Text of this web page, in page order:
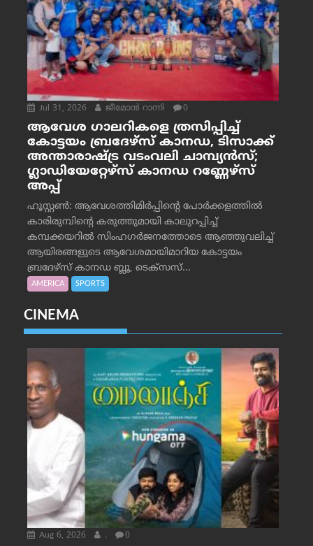
Jul 31, 2026 ജീമോന്‍ റാന്നി 0
ആവേശ ഗാലറികളെ ത്രസിപ്പിച്ച്
കോട്ടയം ബ്രദേഴ്‌സ് കാനഡ, ടിസാക്ക്
അന്താരാഷ്ട്ര വടംവലി ചാമ്പ്യന്‍സ്;
ഗ്ലാഡിയേറ്റേഴ്‌സ് കാനഡ റണ്ണേഴ്‌സ്
അപ്പ്
ഹൂസ്റ്റണ്‍: ആവേശത്തിമിര്‍പ്പിന്റെ പോര്‍ക്കളത്തില്‍
കാരിരുമ്പിന്റെ കരുത്തുമായി കാലുറപ്പിച്ച്
കമ്പക്കയറില്‍ സിംഹഗര്‍ജനത്തോടെ ആഞ്ഞുവലിച്ച്
ആയിരങ്ങളുടെ ആവേശമായിമാറിയ കോട്ടയം
ബ്രദേഴ്‌സ് കാനഡ ബ്ലൂ, ടെക്‌സസ്...
AMERICA SPORTS
CINEMA
Aug 6, 2026 . 0